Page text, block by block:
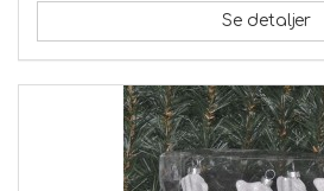
Se detaljer